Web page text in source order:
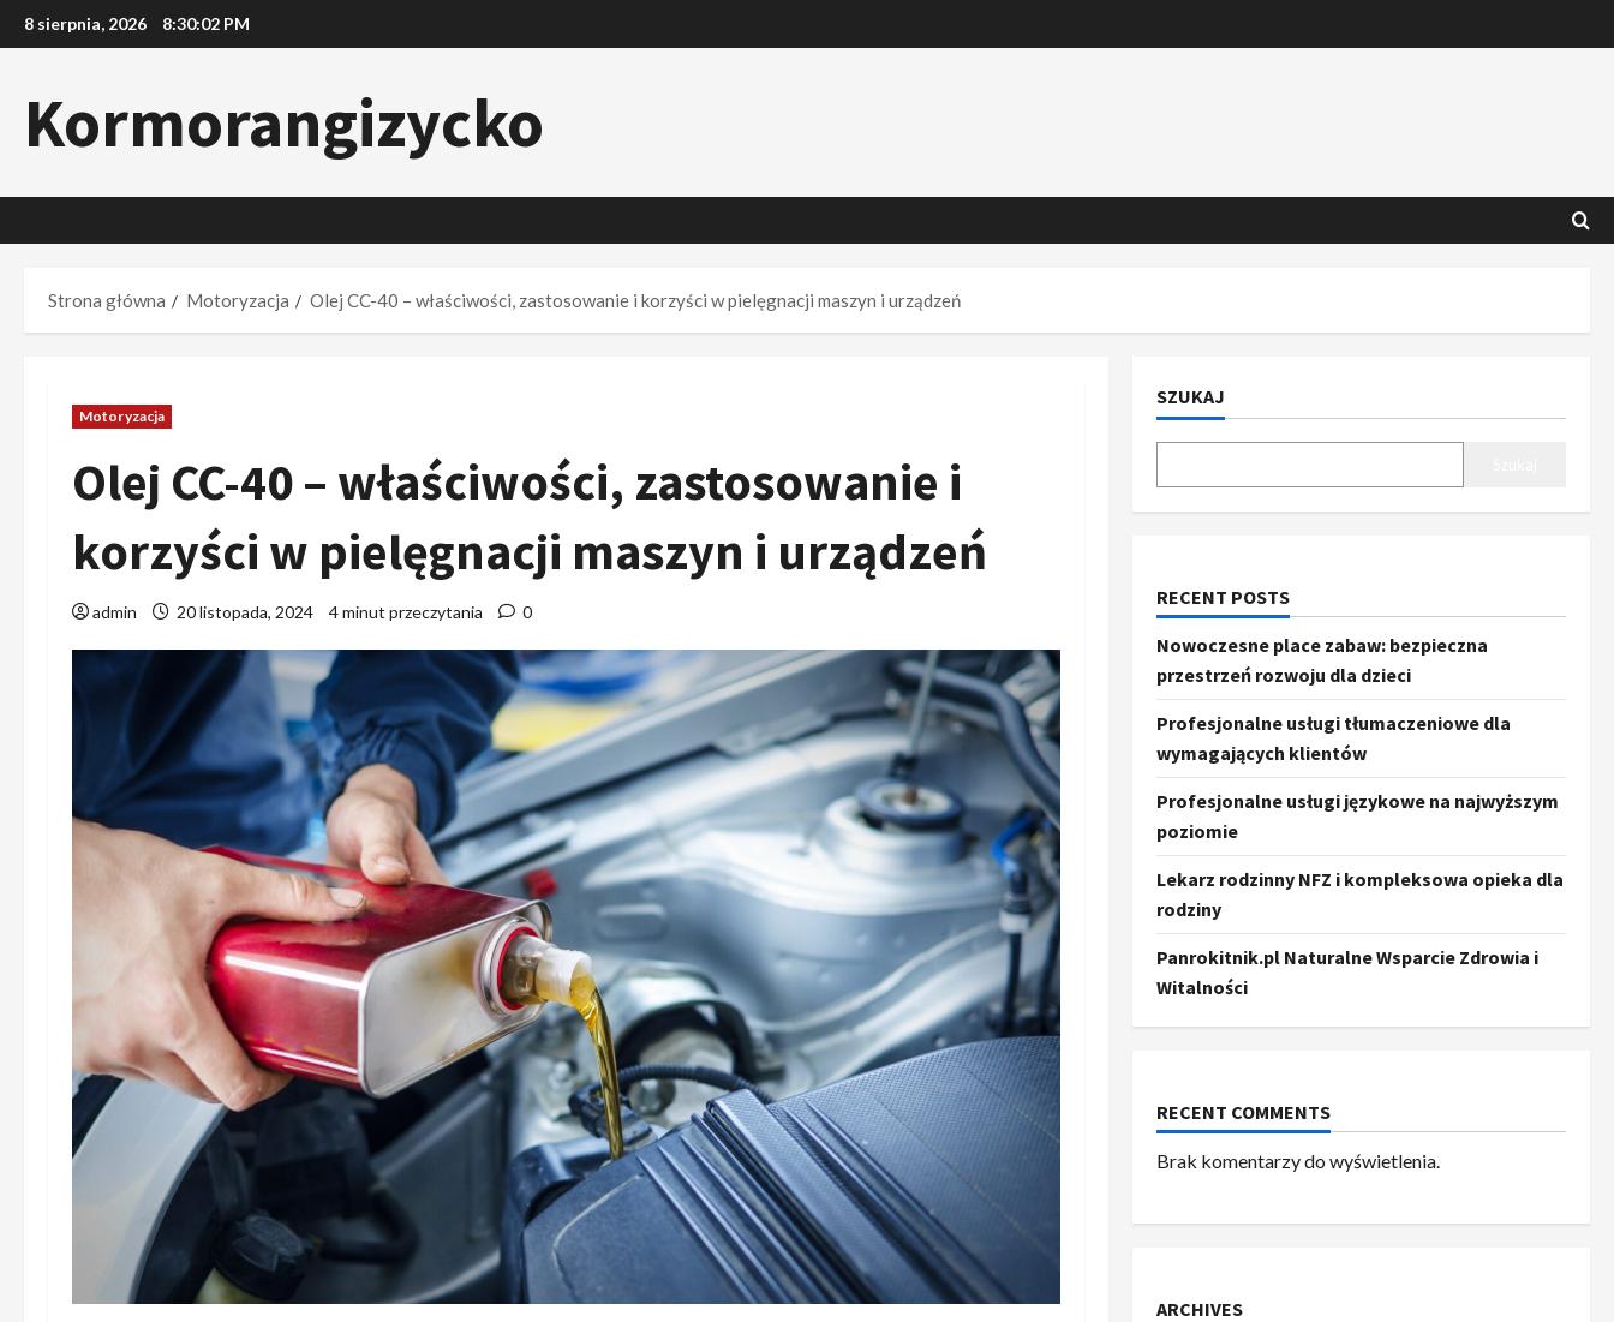
Przejdź
do
8 sierpnia, 2026 8:30:03 PM
Kormorangizycko
Strona główna Motoryzacja Olej CC-40 – właściwości, zastosowanie i korzyści w pielęgnacji maszyn i urządzeń
Motoryzacja
Olej CC-40 – właściwości, zastosowanie i
korzyści w pielęgnacji maszyn i urządzeń
admin 20 listopada, 2024 4 minut przeczytania 0
SZUKAJ
RECENT POSTS
Nowoczesne place zabaw: bezpieczna
przestrzeń rozwoju dla dzieci
Profesjonalne usługi tłumaczeniowe dla
wymagających klientów
Profesjonalne usługi językowe na najwyższym
poziomie
Lekarz rodzinny NFZ i kompleksowa opieka dla
rodziny
Panrokitnik.pl Naturalne Wsparcie Zdrowia i
Witalności
RECENT COMMENTS
Brak komentarzy do wyświetlenia.
ARCHIVES